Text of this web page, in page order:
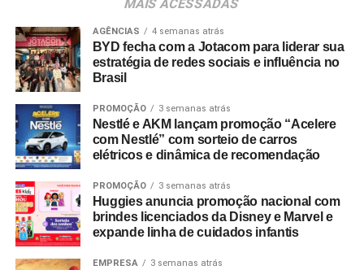
no canal oficial da Ticketmaster, com lote inicial a partir
de R$ 3.950,00. As demais atualizações e atrações do
evento serão divulgadas nos canais oficiais do camarote
nos próximos meses.
MAIS ACESSADAS
AGÊNCIAS 4 semanas atrás
BYD fecha com a Jotacom para liderar sua
estratégia de redes sociais e influência no
Brasil
PROMOÇÃO 3 semanas atrás
Nestlé e AKM lançam promoção “Acelere
com Nestlé” com sorteio de carros
elétricos e dinâmica de recomendação
PROMOÇÃO 3 semanas atrás
Huggies anuncia promoção nacional com
brindes licenciados da Disney e Marvel e
expande linha de cuidados infantis
EMPRESA 3 semanas atrás